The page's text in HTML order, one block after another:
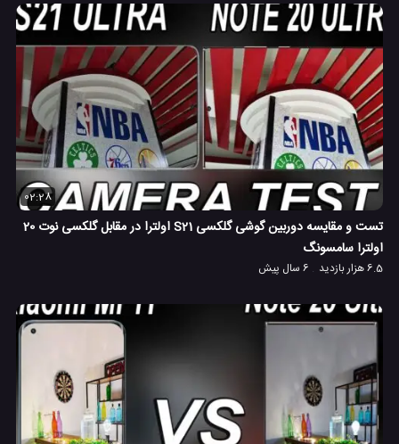
02:28
تست و مقایسه دوربین گوشی گلکسی S21 اولترا در مقابل گلکسی نوت 20
اولترا سامسونگ
6.5 هزار بازدید 6 سال پیش